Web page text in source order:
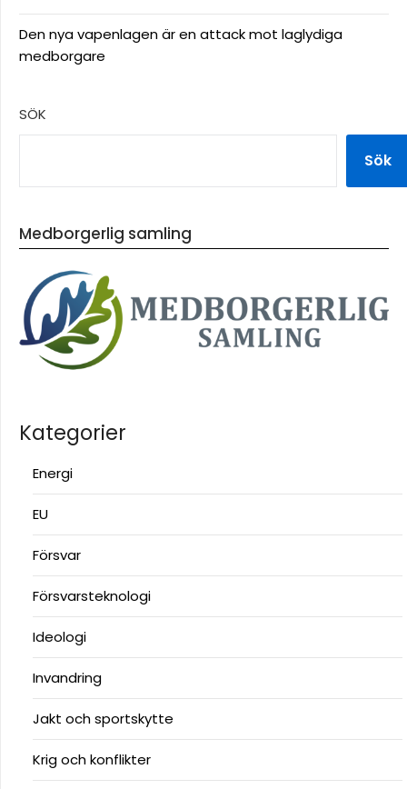
Den nya vapenlagen är en attack mot laglydiga
medborgare
SÖK
Sök
Medborgerlig samling
Kategorier
Energi
EU
Försvar
Försvarsteknologi
Ideologi
Invandring
Jakt och sportskytte
Krig och konflikter